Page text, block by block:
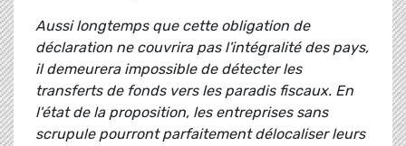
Aussi longtemps que cette obligation de
déclaration ne couvrira pas l'intégralité des pays,
il demeurera impossible de détecter les
transferts de fonds vers les paradis fiscaux. En
l'état de la proposition, les entreprises sans
scrupule pourront parfaitement délocaliser leurs